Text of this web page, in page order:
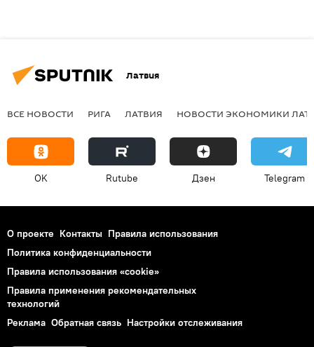
Латвия
ВСЕ НОВОСТИ РИГА ЛАТВИЯ НОВОСТИ ЭКОНОМИКИ
OK Rutube Дзен Telegram
О проекте Контакты Правила использования
Политика конфиденциальности
Правила использования «cookie»
Правила применения рекомендательных
технологий
Реклама Обратная связь Настройки отслеживания